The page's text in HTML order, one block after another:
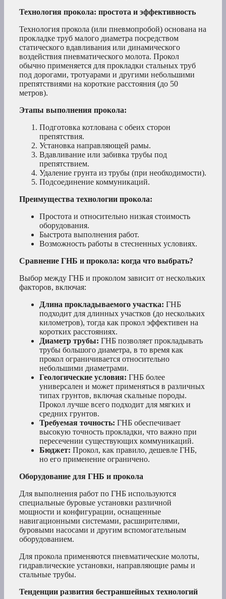
Технология прокола: простота и эффективность
Технология прокола (или пневмопробой) основана на
прокладке труб малого диаметра посредством
статического вдавливания или динамического
воздействия пневматического молота. Прокол
обычно применяется для прокладки стальных труб
под дорогами, тротуарами и другими небольшими
препятствиями на короткие расстояния (до 50
метров).
Этапы выполнения прокола:
Подготовка котлована с обеих сторон
препятствия.
Установка направляющей рамы.
Вдавливание или забивка трубы под
препятствием.
Удаление грунта из трубы (при необходимости).
Подсоединение коммуникаций.
Преимущества технологии прокола:
Простота и относительно низкая стоимость
оборудования.
Быстрота выполнения работ.
Возможность работы в стесненных условиях.
Сравнение ГНБ и прокола: когда что выбрать?
Выбор между ГНБ и проколом зависит от нескольких
факторов, включая:
Длина прокладываемого участка: ГНБ
подходит для длинных участков (до нескольких
километров), тогда как прокол эффективен на
коротких расстояниях.
Диаметр трубы: ГНБ позволяет прокладывать
трубы большого диаметра, в то время как
прокол ограничивается относительно
небольшими диаметрами.
Геологические условия: ГНБ более
универсален и может применяться в различных
типах грунтов, включая скальные породы.
Прокол лучше всего подходит для мягких и
средних грунтов.
Требуемая точность: ГНБ обеспечивает
высокую точность прокладки, что важно при
пересечении существующих коммуникаций.
Бюджет: Прокол, как правило, дешевле ГНБ,
но его применение ограничено.
Оборудование для ГНБ и прокола
Для выполнения работ по ГНБ используются
специальные буровые установки различной
мощности и конфигурации, оснащенные
навигационными системами, расширителями,
буровыми насосами и другим вспомогательным
оборудованием.
Для прокола применяются пневматические молоты,
гидравлические установки, направляющие рамы и
стальные трубы.
Тенденции развития бестраншейных технологий